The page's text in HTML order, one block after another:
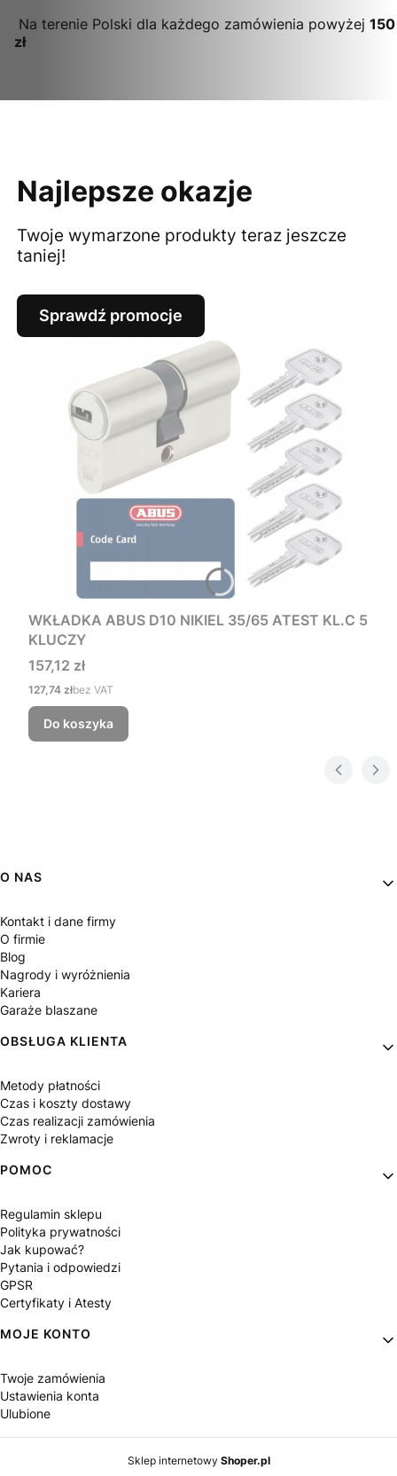
Na terenie Polski dla każdego zamówienia powyżej 150
zł
Najlepsze okazje
Twoje wymarzone produkty teraz jeszcze
taniej!
Sprawdź promocje
WKŁADKA ABUS D10 NIKIEL 35/65 ATEST KL.C 5
KLUCZY
Cena
157,12 zł
Cena
127,74 złbez VAT
Do koszyka
Linki w stopce
O NAS
Kontakt i dane firmy
O firmie
Blog
Nagrody i wyróżnienia
Kariera
Garaże blaszane
OBSŁUGA KLIENTA
Metody płatności
Czas i koszty dostawy
Czas realizacji zamówienia
Zwroty i reklamacje
POMOC
Regulamin sklepu
Polityka prywatności
Jak kupować?
Pytania i odpowiedzi
GPSR
Certyfikaty i Atesty
MOJE KONTO
Twoje zamówienia
Ustawienia konta
Ulubione
Sklep internetowy Shoper.pl